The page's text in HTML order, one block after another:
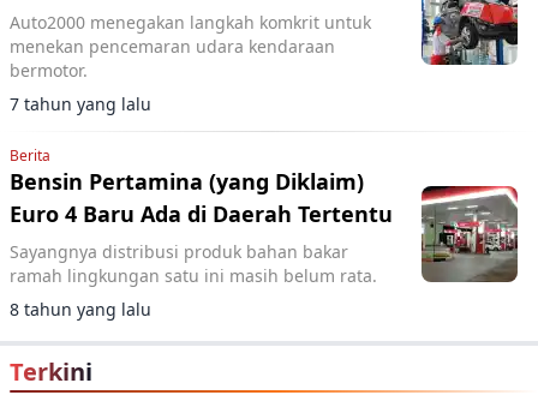
Auto2000 menegakan langkah komkrit untuk
menekan pencemaran udara kendaraan
bermotor.
7 tahun yang lalu
Berita
Bensin Pertamina (yang Diklaim)
Euro 4 Baru Ada di Daerah Tertentu
Sayangnya distribusi produk bahan bakar
ramah lingkungan satu ini masih belum rata.
8 tahun yang lalu
Terkini